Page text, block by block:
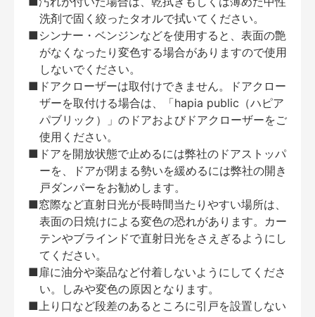
洗剤で固く絞ったタオルで拭いてください。
■シンナー・ベンジンなどを使用すると、表面の艶
がなくなったり変色する場合がありますので使用
しないでください。
■ドアクローザーは取付けできません。ドアクロー
ザーを取付ける場合は、「hapia public（ハピア
パブリック）」のドアおよびドアクローザーをご
使用ください。
■ドアを開放状態で止めるには弊社のドアストッパ
ーを、ドアが閉まる勢いを緩めるには弊社の開き
戸ダンパーをお勧めします。
■窓際など直射日光が長時間当たりやすい場所は、
表面の日焼けによる変色の恐れがあります。カー
テンやブラインドで直射日光をさえぎるようにし
てください。
■扉に油分や薬品など付着しないようにしてくださ
い。しみや変色の原因となります。
■上り口など段差のあるところに引戸を設置しない